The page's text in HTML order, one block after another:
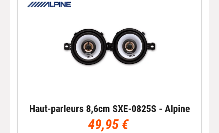
Haut-parleurs 8,6cm SXE-0825S - Alpine
49,95 €